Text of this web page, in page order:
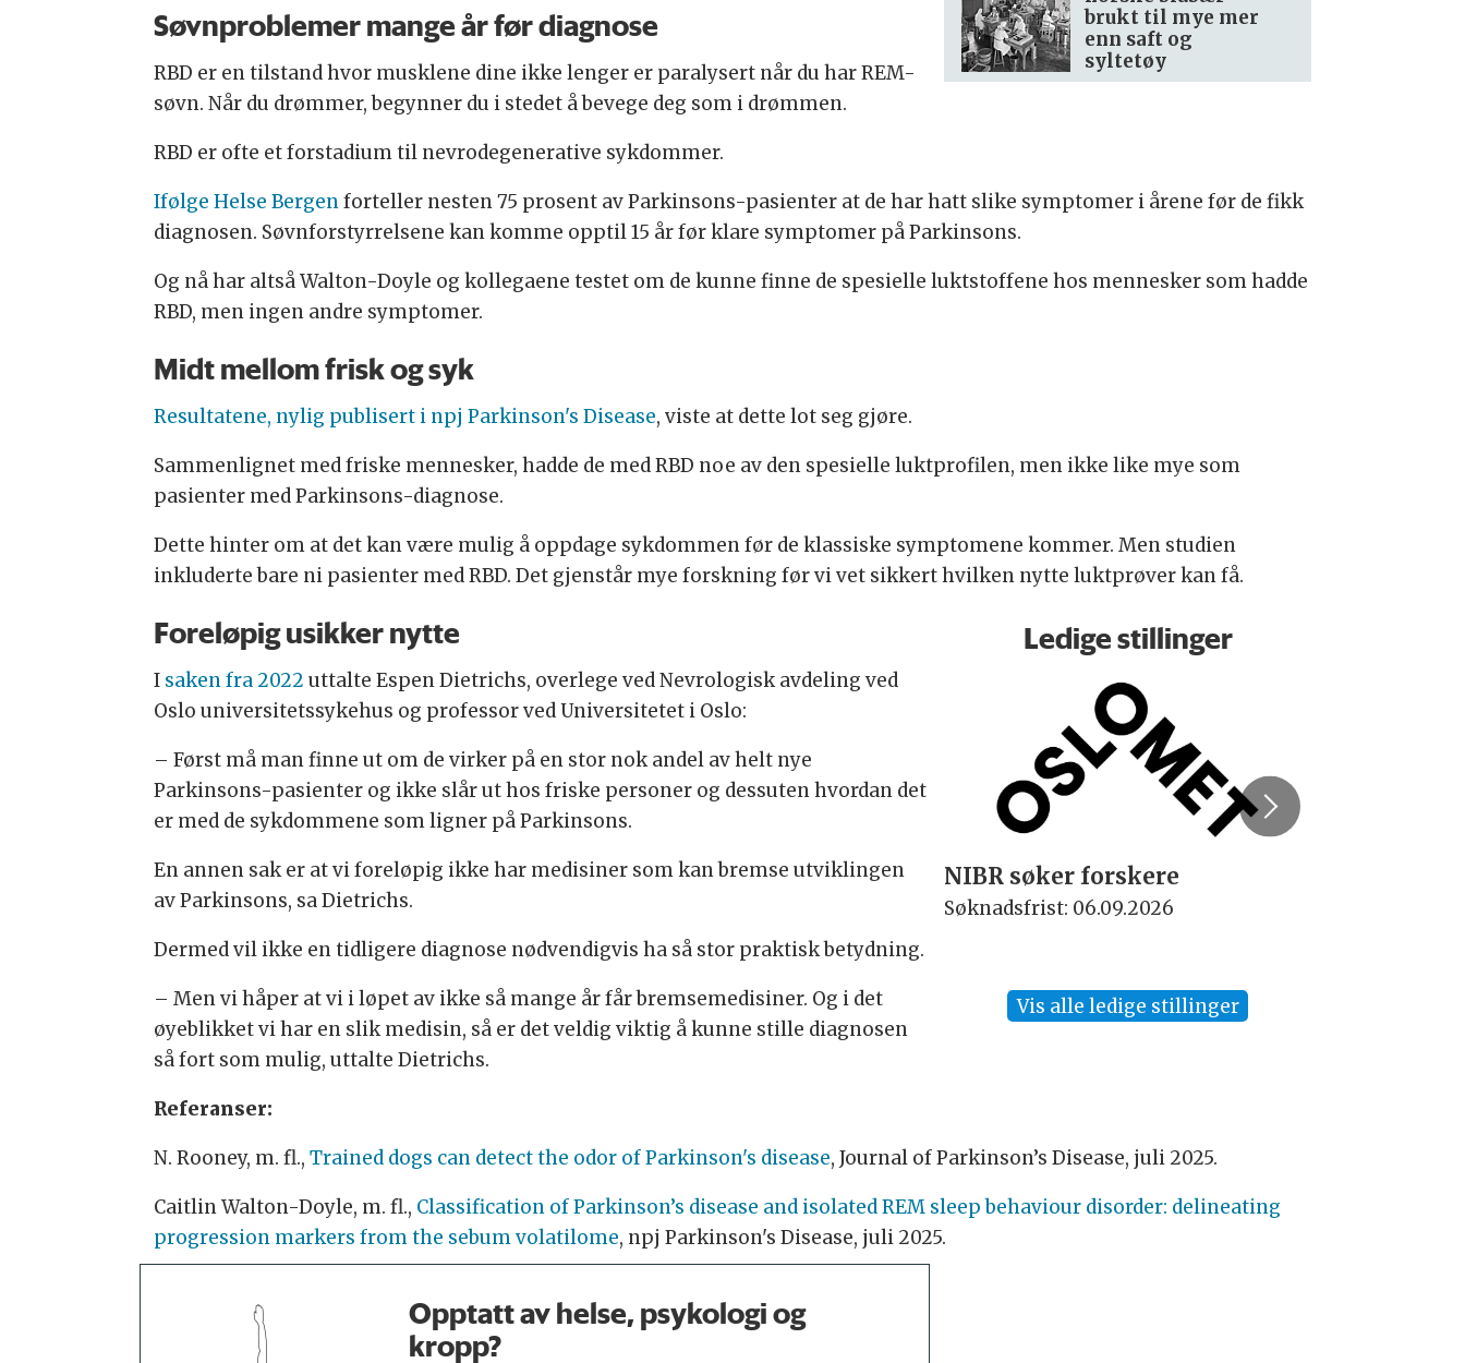
brukt til mye mer
enn saft og
syltetøy
Søvnproblemer mange år før diagnose
RBD er en tilstand hvor musklene dine ikke lenger er paralysert når du har REM-
søvn. Når du drømmer, begynner du i stedet å bevege deg som i drømmen.
RBD er ofte et forstadium til nevrodegenerative sykdommer.
Ifølge Helse Bergenforteller nesten 75 prosent av Parkinsons-pasienter at de har hatt slike symptomer i årene før de fikk
diagnosen. Søvnforstyrrelsene kan komme opptil 15 år før klare symptomer på Parkinsons.
Og nå har altså Walton-Doyle og kollegaene testet om de kunne finne de spesielle luktstoffene hos mennesker som hadde
RBD, men ingen andre symptomer.
Midt mellom frisk og syk
Resultatene, nylig publisert i npj Parkinson's Disease, viste at dette lot seg gjøre.
Sammenlignet med friske mennesker, hadde de med RBD noe av den spesielle luktprofilen, men ikke like mye som
pasienter med Parkinsons-diagnose.
Dette hinter om at det kan være mulig å oppdage sykdommen før de klassiske symptomene kommer. Men studien
inkluderte bare ni pasienter med RBD. Det gjenstår mye forskning før vi vet sikkert hvilken nytte luktprøver kan få.
Ledige stillinger
NIBR søker forskere
Søknadsfrist: 06.09.2026
Vis alle ledige stillinger
Foreløpig usikker nytte
I saken fra 2022 uttalte Espen Dietrichs, overlege ved Nevrologisk avdeling ved
Oslo universitetssykehus og professor ved Universitetet i Oslo:
– Først må man finne ut om de virker på en stor nok andel av helt nye
Parkinsons-pasienter og ikke slår ut hos friske personer og dessuten hvordan det
er med de sykdommene som ligner på Parkinsons.
En annen sak er at vi foreløpig ikke har medisiner som kan bremse utviklingen
av Parkinsons, sa Dietrichs.
Dermed vil ikke en tidligere diagnose nødvendigvis ha så stor praktisk betydning.
– Men vi håper at vi i løpet av ikke så mange år får bremsemedisiner. Og i det
øyeblikket vi har en slik medisin, så er det veldig viktig å kunne stille diagnosen
så fort som mulig, uttalte Dietrichs.
Referanser:
N. Rooney, m. fl., Trained dogs can detect the odor of Parkinson's disease, Journal of Parkinson’s Disease, juli 2025.
Caitlin Walton-Doyle, m. fl., Classification of Parkinson’s disease and isolated REM sleep behaviour disorder: delineating
progression markers from the sebum volatilome, npj Parkinson's Disease, juli 2025.
Opptatt av helse, psykologi og
kropp?